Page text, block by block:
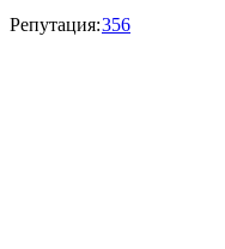
Репутация:356